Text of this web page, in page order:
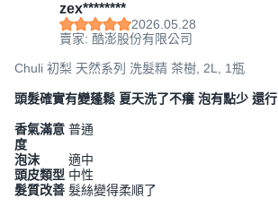
zex********
2026.05.28
賣家: 酷澎股份有限公司
Chuli 初梨 天然系列 洗髮精 茶樹, 2L, 1瓶
頭髮確實有變蓬鬆 夏天洗了不癢 泡有點少 還行
香氣滿意
度
普通
泡沫
適中
頭皮類型 中性
髮質改善 髮絲變得柔順了